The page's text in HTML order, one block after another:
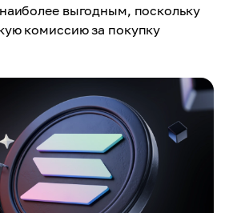
выгодным, поскольку
комиссию за покупку